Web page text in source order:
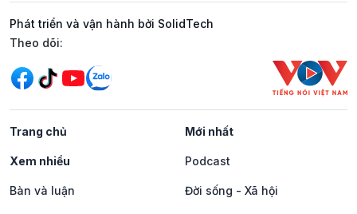
Phát triển và vận hành bởi SolidTech
Mạng xã hội
Theo dõi:
Trang chủ Mới nhất
Xem nhiều Podcast
Bàn và luận Đời sống - Xã hội